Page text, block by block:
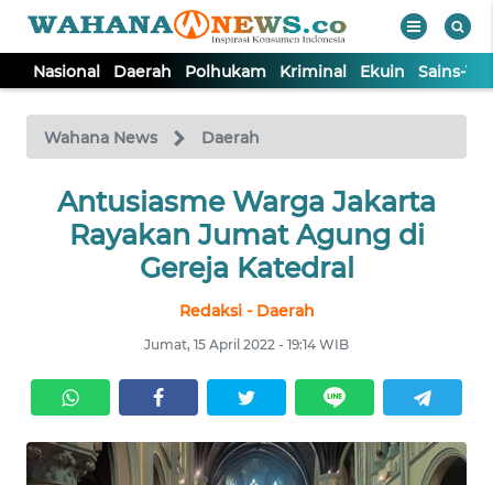
Nasional Daerah Polhukam Kriminal Ekuin Sains-
Wahana News Daerah
Antusiasme Warga Jakarta
Rayakan Jumat Agung di
Gereja Katedral
Redaksi - Daerah
Jumat, 15 April 2022 - 19:14 WIB
TV
Tutup
NASIONAL
KRIMINAL
EKUIN